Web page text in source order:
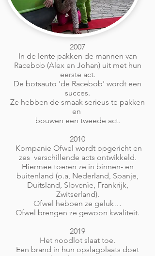
2007
In de lente pakken de mannen van
Racebob (Alex en Johan) uit met hun
eerste act.
De botsauto 'de Racebob' wordt een
succes.
Ze hebben de smaak serieus te pakken
en
bouwen een tweede act.
2010
Kompanie Ofwel wordt opgericht en
zes verschillende acts ontwikkeld.
Hiermee toeren ze in binnen- en
buitenland (o.a, Nederland, Spanje,
Duitsland, Slovenïe, Frankrijk,
Zwitserland).
Ofwel hebben ze geluk…
Ofwel brengen ze gewoon kwaliteit.
2019
Het noodlot slaat toe.
Een brand in hun opslagplaats doet